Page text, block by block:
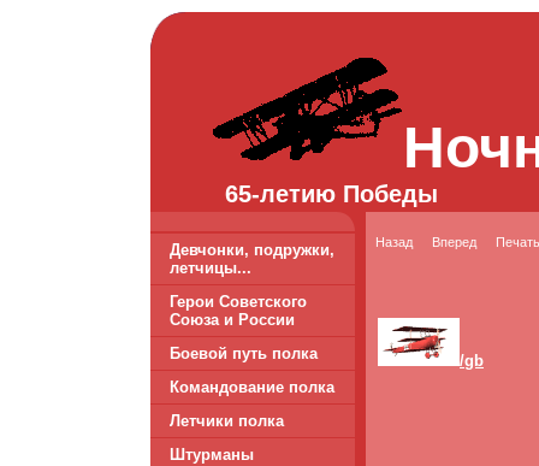
65-летию Победы
Девчонки, подружки,
летчицы...
Герои Советского
Союза и России
Боевой путь полка
Командование полка
Летчики полка
Штурманы
Назад Вперед Печать
/gb